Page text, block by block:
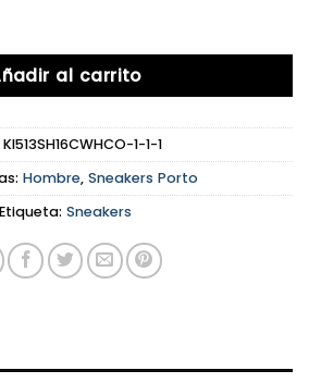
al carrito
KI513SH16CWHCO-1-1-1
Hombre, Sneakers Porto
Etiqueta: Sneakers